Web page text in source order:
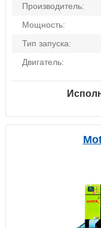
Производитель:
Мощность:
Тип запуска:
Двигатель: